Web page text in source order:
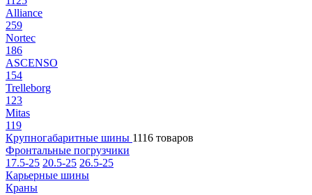
Alliance
259
Nortec
186
ASCENSO
154
Trelleborg
123
Mitas
119
Крупногабаритные шины 1116 товаров
Фронтальные погрузчики
17.5-25 20.5-25 26.5-25
Карьерные шины
Краны